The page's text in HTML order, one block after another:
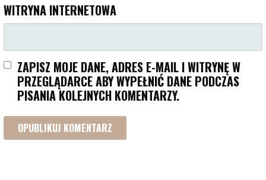
WITRYNA INTERNETOWA
ZAPISZ MOJE DANE, ADRES E-MAIL I WITRYNĘ W
PRZEGLĄDARCE ABY WYPEŁNIĆ DANE PODCZAS
PISANIA KOLEJNYCH KOMENTARZY.